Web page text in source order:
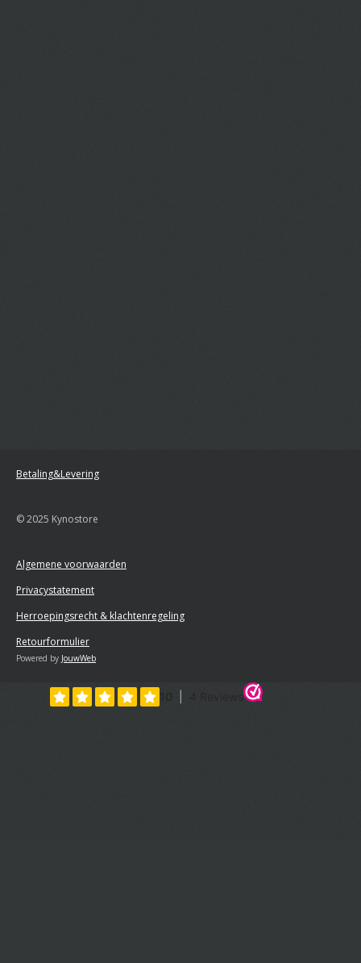
Betaling&Levering
© 2025 Kynostore
Algemene voorwaarden
Privacystatement
Herroepingsrecht & klachtenregeling
Retourformulier
Powered by JouwWeb